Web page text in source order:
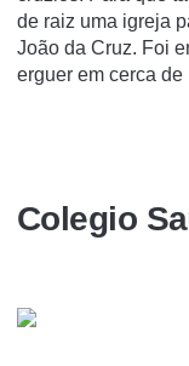
de raiz uma igreja
João da Cruz. Foi
erguer em cerca de
Colegio